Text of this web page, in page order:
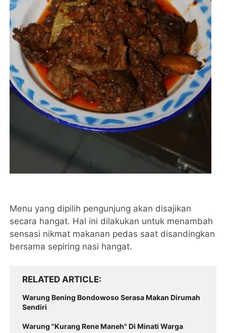
Menu yang dipilih pengunjung akan disajikan
secara hangat. Hal ini dilakukan untuk menambah
sensasi nikmat makanan pedas saat disandingkan
bersama sepiring nasi hangat.
RELATED ARTICLE
Warung Bening Bondowoso Serasa Makan Dirumah
Sendiri
Warung "Kurang Rene Maneh" Di Minati Warga